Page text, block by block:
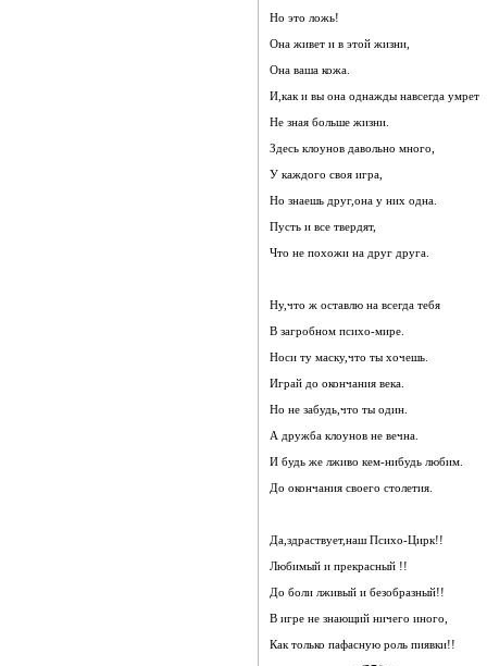
Но это ложь!
Она живет и в этой жизни,
Она ваша кожа.
И,как и вы она однажды навсегда умрет
Не зная больше жизни.
Здесь клоунов давольно много,
У каждого своя игра,
Но знаешь друг,она у них одна.
Пусть и все твердят,
Что не похожи на друг друга.
Ну,что ж оставлю на всегда тебя
В загробном психо-мире.
Носи ту маску,что ты хочешь.
Играй до окончания века.
Но не забудь,что ты один.
А дружба клоунов не вечна.
И будь же лживо кем-нибудь любим.
До окончания своего столетия.
Да,здраствует,наш Психо-Цирк!!
Любимый и прекрасный !!
До боли лживый и безобразный!!
В игре не знающий ничего иного,
Как только пафасную роль пиявки!!